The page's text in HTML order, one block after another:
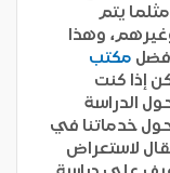
يتم
وغيرهم، وهذا
مكتب
إذا كنت
الدراسة
حول خدماتنا في
لاستعراض